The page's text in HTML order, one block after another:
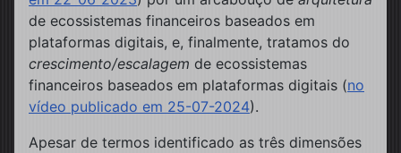
de ecossistemas financeiros baseados em
plataformas digitais, e, finalmente, tratamos do
crescimento/escalagem de ecossistemas
financeiros baseados em plataformas digitais (no
vídeo publicado em 25-07-2024).
Apesar de termos identificado as três dimensões